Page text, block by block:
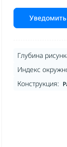
Глубина
Индекс
Конструкция: